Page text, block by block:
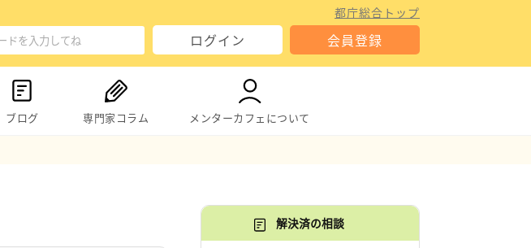
都庁総合トップ
ログイン 会員登録
ブログ 専門家コラム メンターカフェについて
解決済の相談